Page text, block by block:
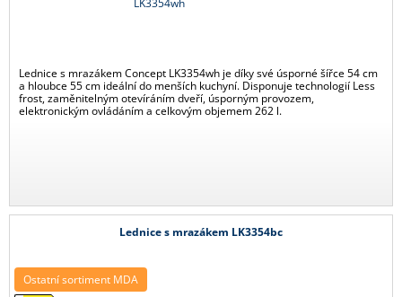
Lednice s mrazákem Concept LK3354wh je díky své úsporné šířce 54 cm
a hloubce 55 cm ideální do menších kuchyní. Disponuje technologií Less
frost, zaměnitelným otevíráním dveří, úsporným provozem,
elektronickým ovládáním a celkovým objemem 262 l.
Lednice s mrazákem LK3354bc
Ostatní sortiment MDA